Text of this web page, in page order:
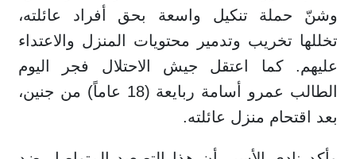
وشنّ حملة تنكيل واسعة بحق أفراد عائلته،
تخللها تخريب وتدمير محتويات المنزل والاعتداء
عليهم. كما اعتقل جيش الاحتلال فجر اليوم
الطالب عمرو أسامة ربايعة (18 عاماً) من جنين،
بعد اقتحام منزل عائلته.